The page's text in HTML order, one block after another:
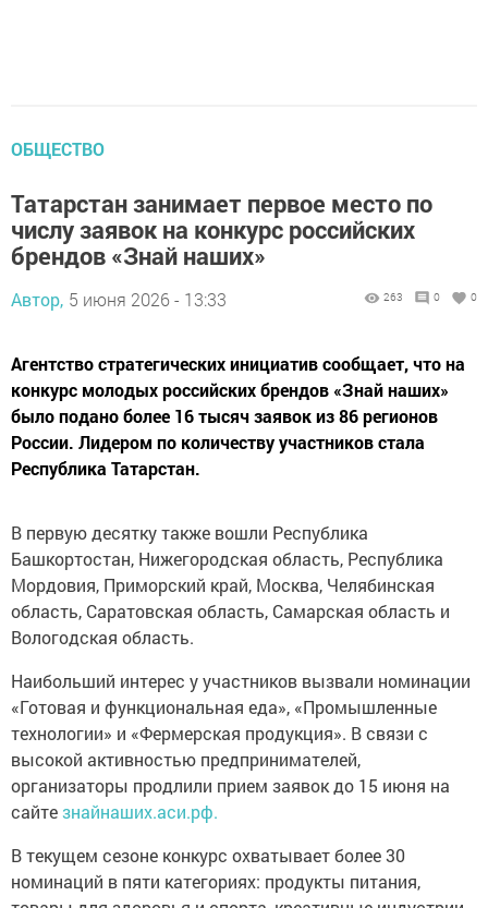
ОБЩЕСТВО
Татарстан занимает первое место по
числу заявок на конкурс российских
брендов «Знай наших»
Автор, 5 июня 2026 - 13:33 263 0 0
Агентство стратегических инициатив сообщает, что на
конкурс молодых российских брендов «Знай наших»
было подано более 16 тысяч заявок из 86 регионов
России. Лидером по количеству участников стала
Республика Татарстан.
В первую десятку также вошли Республика
Башкортостан, Нижегородская область, Республика
Мордовия, Приморский край, Москва, Челябинская
область, Саратовская область, Самарская область и
Вологодская область.
Наибольший интерес у участников вызвали номинации
«Готовая и функциональная еда», «Промышленные
технологии» и «Фермерская продукция». В связи с
высокой активностью предпринимателей,
организаторы продлили прием заявок до 15 июня на
сайтезнайнаших.аси.рф.
В текущем сезоне конкурс охватывает более 30
номинаций в пяти категориях: продукты питания,